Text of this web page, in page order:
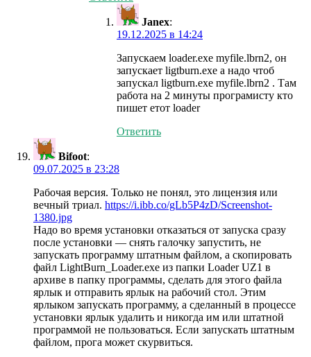
Janex:
19.12.2025 в 14:24
Запускаем loader.exe myfile.lbrn2, он
запускает ligtburn.exe а надо чтоб
запускал ligtburn.exe myfile.lbrn2 . Там
работа на 2 минуты програмисту кто
пишет етот loader
Ответить
Bifoot:
09.07.2025 в 23:28
Рабочая версия. Только не понял, это лицензия или
вечный триал. https://i.ibb.co/gLb5P4zD/Screenshot-
1380.jpg
Надо во время установки отказаться от запуска сразу
после установки — снять галочку запустить, не
запускать программу штатным файлом, а скопировать
файл LightBurn_Loader.exe из папки Loader UZ1 в
архиве в папку программы, сделать для этого файла
ярлык и отправить ярлык на рабочий стол. Этим
ярлыком запускать программу, а сделанный в процессе
установки ярлык удалить и никогда им или штатной
программой не пользоваться. Если запускать штатным
файлом, прога может скурвиться.